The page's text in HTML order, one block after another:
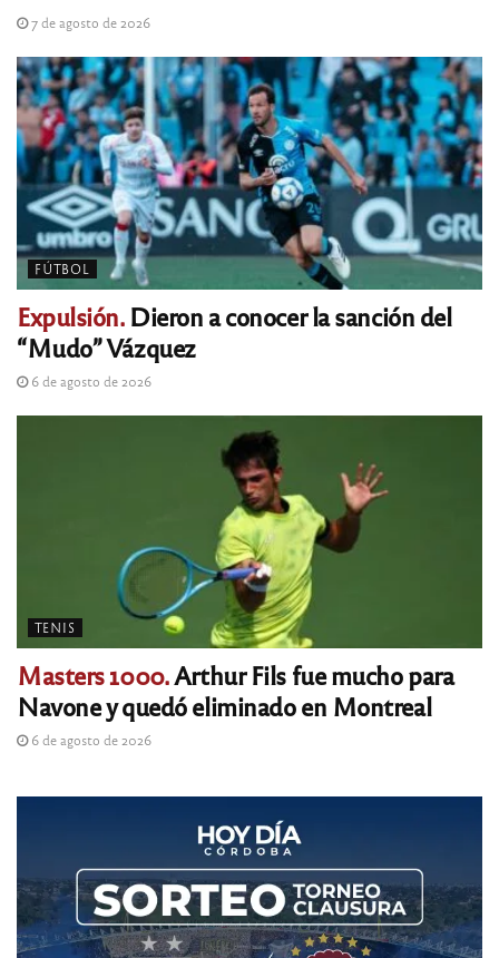
7 de agosto de 2026
FÚTBOL
Expulsión.Dieron a conocer la sanción del
“Mudo” Vázquez
6 de agosto de 2026
TENIS
Masters 1000.Arthur Fils fue mucho para
Navone y quedó eliminado en Montreal
6 de agosto de 2026